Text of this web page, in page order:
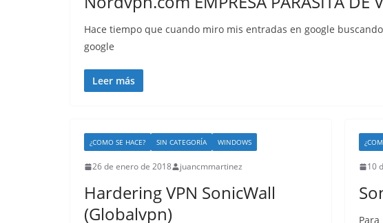
Hace tiempo que cuando miro mis entradas en google
google
Leer más
¿COMO SE HACE? SIN CATEGORÍA WINDOWS
26 de enero de 2018 juancmmartinez
Hardering VPN SonicWall
(Globalvpn)
10